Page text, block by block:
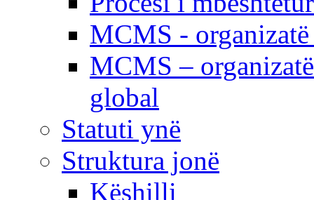
MCMS -
MCMS –
global
Statuti ynë
Struktura jonë
Këshilli